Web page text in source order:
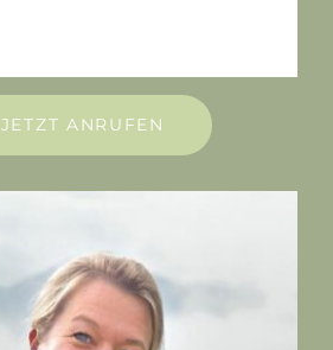
JETZT ANRUFEN